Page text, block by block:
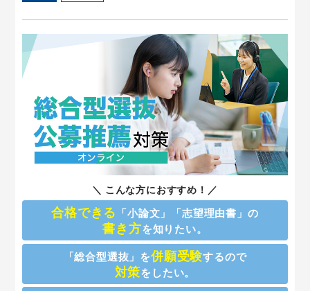
＼ こんな方におすすめ！／
合格できる 「小論文」「志望理由書」の
書き方を知りたい。
「総合型選抜」を併願受験するので
対策をしたい。